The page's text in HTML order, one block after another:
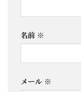
名前 ※
メール ※